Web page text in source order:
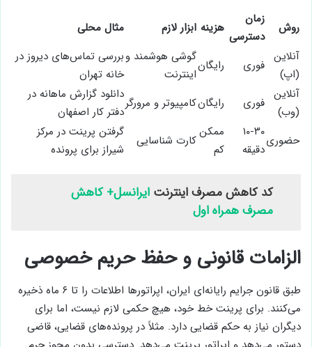
روش
زمان
دسترسی
هزینه ابزار لازم مثال محلی
آنلاین
(اپ)
گوشی
اینترنت
بررسی تماس‌های
دیروز در خانه تهران
(وب)
رایگان
کامپیوتر و
مرورگر
دانلود گزارش ماهانه
در دفتر کار اصفهان
حضوری
دقیقه
کم
شناسایی
شیراز برای پرونده
کد کاهش مصرف اینترنتایرانسل+ کاهش
الزامات قانونی و حفظ حریم خصوصی